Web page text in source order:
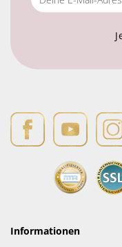
Informationen